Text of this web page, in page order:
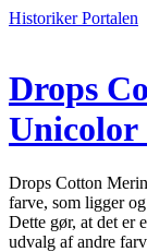
Historiker Portalen
Drops
Unicolor
Drops Cotton
farve, som ligger
Dette gør, at det er
udvalg af andre